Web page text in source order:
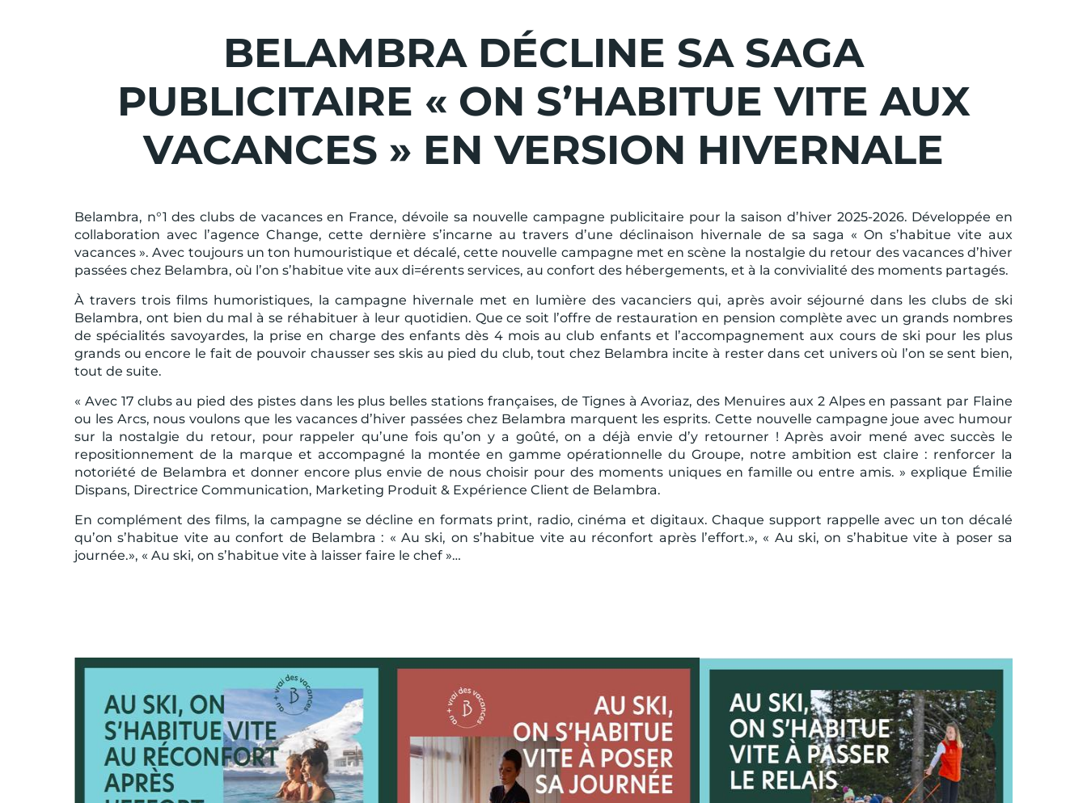
BELAMBRA DÉCLINE SA SAGA
PUBLICITAIRE « ON S’HABITUE VITE AUX
VACANCES » EN VERSION HIVERNALE
Belambra, n°1 des clubs de vacances en France, dévoile sa nouvelle campagne publicitaire pour la saison d’hiver 2025-2026. Développée en
collaboration avec l’agence Change, cette dernière s’incarne au travers d’une déclinaison hivernale de sa saga « On s’habitue vite aux
vacances ». Avec toujours un ton humouristique et décalé, cette nouvelle campagne met en scène la nostalgie du retour des vacances d’hiver
passées chez Belambra, où l’on s’habitue vite aux di=érents services, au confort des hébergements, et à la convivialité des moments partagés.
À travers trois films humoristiques, la campagne hivernale met en lumière des vacanciers qui, après avoir séjourné dans les clubs de ski
Belambra, ont bien du mal à se réhabituer à leur quotidien. Que ce soit l’offre de restauration en pension complète avec un grands nombres
de spécialités savoyardes, la prise en charge des enfants dès 4 mois au club enfants et l’accompagnement aux cours de ski pour les plus
grands ou encore le fait de pouvoir chausser ses skis au pied du club, tout chez Belambra incite à rester dans cet univers où l’on se sent bien,
tout de suite.
« Avec 17 clubs au pied des pistes dans les plus belles stations françaises, de Tignes à Avoriaz, des Menuires aux 2 Alpes en passant par Flaine
ou les Arcs, nous voulons que les vacances d’hiver passées chez Belambra marquent les esprits. Cette nouvelle campagne joue avec humour
sur la nostalgie du retour, pour rappeler qu’une fois qu’on y a goûté, on a déjà envie d’y retourner ! Après avoir mené avec succès le
repositionnement de la marque et accompagné la montée en gamme opérationnelle du Groupe, notre ambition est claire : renforcer la
notoriété de Belambra et donner encore plus envie de nous choisir pour des moments uniques en famille ou entre amis. » explique Émilie
Dispans, Directrice Communication, Marketing Produit & Expérience Client de Belambra.
En complément des films, la campagne se décline en formats print, radio, cinéma et digitaux. Chaque support rappelle avec un ton décalé
qu’on s’habitue vite au confort de Belambra : « Au ski, on s’habitue vite au réconfort après l’effort.», « Au ski, on s’habitue vite à poser sa
journée.», « Au ski, on s’habitue vite à laisser faire le chef »…